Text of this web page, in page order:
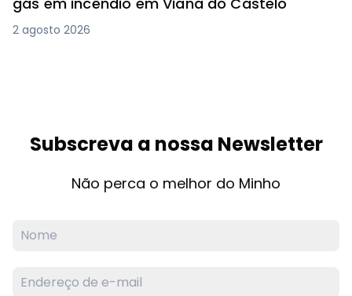
2 agosto 2026
Subscreva a nossa Newsletter
Não perca o melhor do Minho